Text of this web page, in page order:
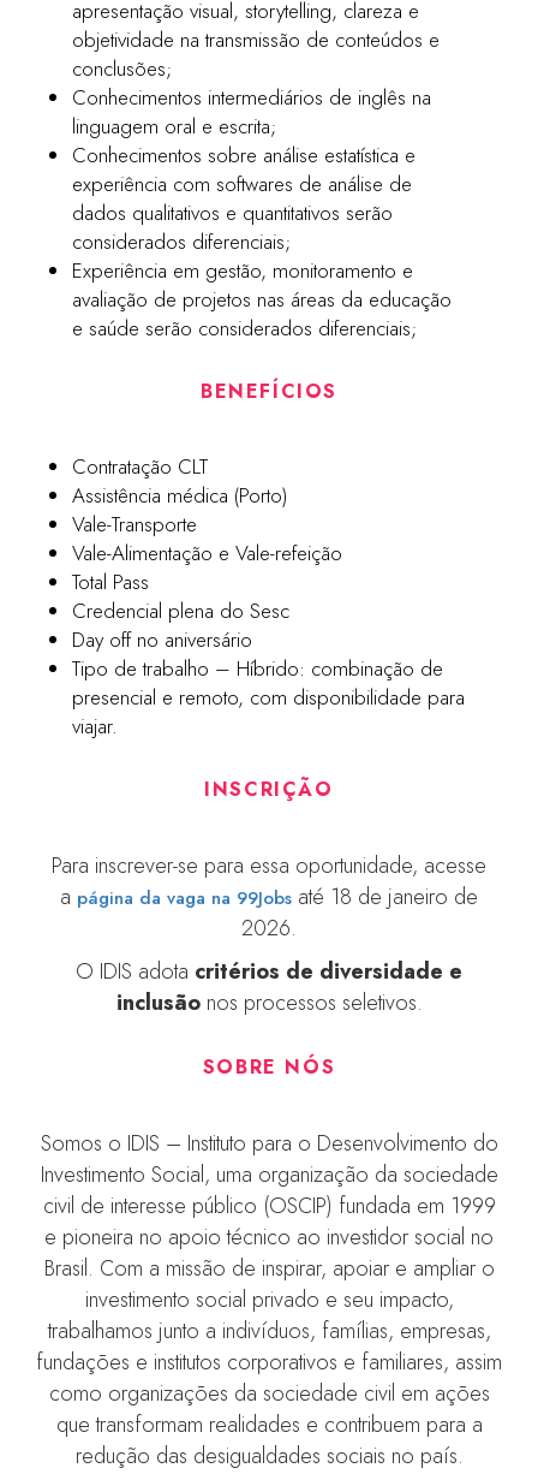
apresentação visual, storytelling, clareza e
objetividade na transmissão de conteúdos e
conclusões;
Conhecimentos intermediários de inglês na
linguagem oral e escrita;
Conhecimentos sobre análise estatística e
experiência com softwares de análise de
dados qualitativos e quantitativos serão
considerados diferenciais;
Experiência em gestão, monitoramento e
avaliação de projetos nas áreas da educação
e saúde serão considerados diferenciais;
BENEFÍCIOS
Contratação CLT
Assistência médica (Porto)
Vale-Transporte
Vale-Alimentação e Vale-refeição
Total Pass
Credencial plena do Sesc
Day off no aniversário
Tipo de trabalho – Híbrido: combinação de
presencial e remoto, com disponibilidade para
viajar.
INSCRIÇÃO
Para inscrever-se para essa oportunidade, acesse
a página da vaga na 99Jobs até 18 de janeiro de
2026.
O IDIS adota critérios de diversidade e
inclusãonos processos seletivos.
SOBRE NÓS
Somos o IDIS – Instituto para o Desenvolvimento do
Investimento Social, uma organização da sociedade
civil de interesse público (OSCIP) fundada em 1999
e pioneira no apoio técnico ao investidor social no
Brasil. Com a missão de inspirar, apoiar e ampliar o
investimento social privado e seu impacto,
trabalhamos junto a indivíduos, famílias, empresas,
fundações e institutos corporativos e familiares, assim
como organizações da sociedade civil em ações
que transformam realidades e contribuem para a
redução das desigualdades sociais no país.